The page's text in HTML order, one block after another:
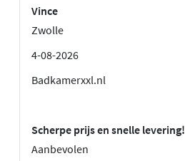
Vince
Zwolle
4-08-2026
Badkamerxxl.nl
Scherpe prijs en snelle levering!
Aanbevolen